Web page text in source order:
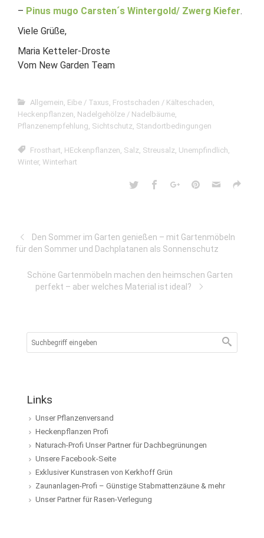
– Pinus mugo Carsten´s Wintergold/ Zwerg Kiefer.
Viele Grüße,
Maria Ketteler-Droste
Vom New Garden Team
Allgemein, Eibe / Taxus, Frostschaden / Kälteschaden,
Heckenpflanzen, Nadelgehölze / Nadelbäume,
Pflanzenempfehlung, Sichtschutz, Standortbedingungen
Frosthart, HEckenpflanzen, Salz, Streusalz, Unempfindlich,
Winter, Winterhart
Den Sommer im Garten genießen – mit Gartenmöbeln
für den Sommer und Dachplatanen als Sonnenschutz
Schöne Gartenmöbeln machen den heimschen Garten
perfekt – aber welches Material ist ideal?
Links
Unser Pflanzenversand
Heckenpflanzen Profi
Naturach-Profi Unser Partner für Dachbegrünungen
Unsere Facebook-Seite
Exklusiver Kunstrasen von Kerkhoff Grün
Zaunanlagen-Profi – Günstige Stabmattenzäune & mehr
Unser Partner für Rasen-Verlegung